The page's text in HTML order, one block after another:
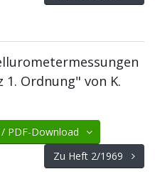
Ordnung" von K.
/ PDF-Download
Zu Heft 2/1969